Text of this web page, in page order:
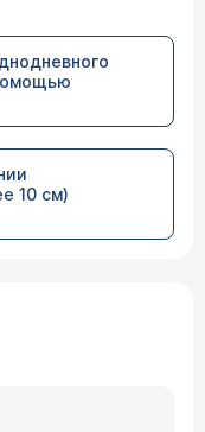
10 см)